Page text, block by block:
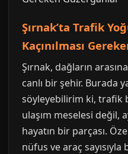
Şırnak’ta Trafik
Kaçınılması
Şırnak, dağların
canlı bir şehir. Burada
söyleyebilirim ki, trafik
ulaşım meselesi değil,
hayatın bir parçası.
nüfus ve araç